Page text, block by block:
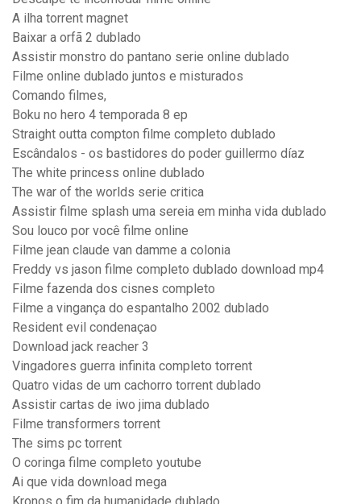
A ilha torrent magnet
Baixar a orfã 2 dublado
Assistir monstro do pantano serie online dublado
Filme online dublado juntos e misturados
Comando filmes,
Boku no hero 4 temporada 8 ep
Straight outta compton filme completo dublado
Escândalos - os bastidores do poder guillermo díaz
The white princess online dublado
The war of the worlds serie critica
Assistir filme splash uma sereia em minha vida dublado
Sou louco por você filme online
Filme jean claude van damme a colonia
Freddy vs jason filme completo dublado download mp4
Filme fazenda dos cisnes completo
Filme a vingança do espantalho 2002 dublado
Resident evil condenaçao
Download jack reacher 3
Vingadores guerra infinita completo torrent
Quatro vidas de um cachorro torrent dublado
Assistir cartas de iwo jima dublado
Filme transformers torrent
The sims pc torrent
O coringa filme completo youtube
Ai que vida download mega